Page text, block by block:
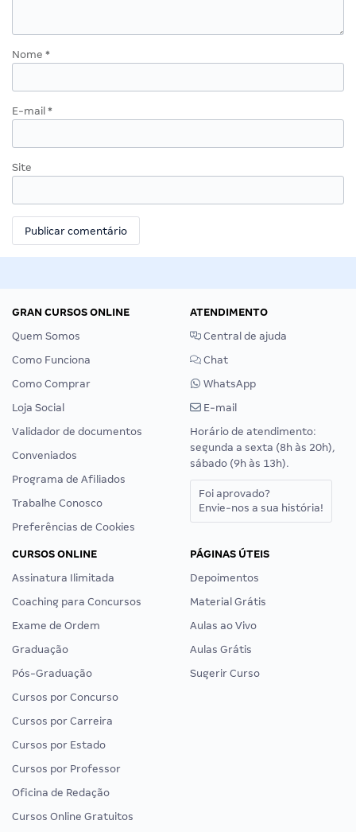
Nome *
E-mail *
Site
GRAN CURSOS ONLINE
Quem Somos
Como Funciona
Como Comprar
Loja Social
Validador de documentos
Conveniados
Programa de Afiliados
Trabalhe Conosco
Preferências de Cookies
ATENDIMENTO
Central de ajuda
Chat
WhatsApp
E-mail
Horário de atendimento:
segunda a sexta (8h às 20h),
sábado (9h às 13h).
Foi aprovado?
Envie-nos a sua história!
CURSOS ONLINE
Assinatura Ilimitada
Coaching para Concursos
Exame de Ordem
Graduação
Pós-Graduação
Cursos por Concurso
Cursos por Carreira
Cursos por Estado
Cursos por Professor
Oficina de Redação
Cursos Online Gratuitos
PÁGINAS ÚTEIS
Depoimentos
Material Grátis
Aulas ao Vivo
Aulas Grátis
Sugerir Curso